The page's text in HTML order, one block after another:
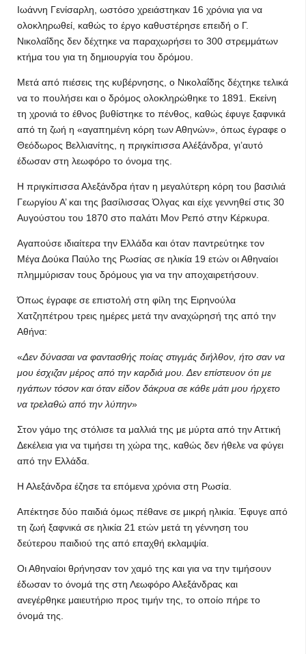
Ιωάννη Γενίσαρλη, ωστόσο χρειάστηκαν 16 χρόνια για να
ολοκληρωθεί, καθώς το έργο καθυστέρησε επειδή ο Γ.
Νικολαΐδης δεν δέχτηκε να παραχωρήσει το 300 στρεμμάτων
κτήμα του για τη δημιουργία του δρόμου.
Μετά από πιέσεις της κυβέρνησης, ο Νικολαΐδης δέχτηκε τελικά
να το πουλήσει και ο δρόμος ολοκληρώθηκε το 1891. Εκείνη
τη χρονιά το έθνος βυθίστηκε το πένθος, καθώς έφυγε ξαφνικά
από τη ζωή η «αγαπημένη κόρη των Αθηνών», όπως έγραφε ο
Θεόδωρος Βελλιανίτης, η πριγκίπισσα Αλέξάνδρα, γι’αυτό
έδωσαν στη λεωφόρο το όνομα της.
Η πριγκίπισσα Αλεξάνδρα ήταν η μεγαλύτερη κόρη του βασιλιά
Γεωργίου Α’ και της βασίλισσας Όλγας και είχε γεννηθεί στις 30
Αυγούστου του 1870 στο παλάτι Μον Ρεπό στην Κέρκυρα.
Αγαπούσε ιδιαίτερα την Ελλάδα και όταν παντρεύτηκε τον
Μέγα Δούκα Παύλο της Ρωσίας σε ηλικία 19 ετών οι Αθηναίοι
πλημμύρισαν τους δρόμους για να την αποχαιρετήσουν.
Όπως έγραφε σε επιστολή στη φίλη της Ειρηνούλα
Χατζηπέτρου τρεις ημέρες μετά την αναχώρησή της από την
Αθήνα:
Δεν δύνασαι να φαντασθής ποίας στιγμάς διήλθον, ήτο σαν να
μου έσχιζαν μέρος από την καρδιά μου. Δεν επίστευον ότι με
ηγάπων τόσον και όταν είδον δάκρυα σε κάθε μάτι μου ήρχετο
να τρελαθώ από την λύπην
Στον γάμο της στόλισε τα μαλλιά της με μύρτα από την Αττική
Δεκέλεια για να τιμήσει τη χώρα της, καθώς δεν ήθελε να φύγει
από την Ελλάδα.
Η Αλεξάνδρα έζησε τα επόμενα χρόνια στη Ρωσία.
Απέκτησε δύο παιδιά όμως πέθανε σε μικρή ηλικία. Έφυγε από
τη ζωή ξαφνικά σε ηλικία 21 ετών μετά τη γέννηση του
δεύτερου παιδιού της από επαχθή εκλαμψία.
Οι Αθηναίοι θρήνησαν τον χαμό της και για να την τιμήσουν
έδωσαν το όνομά της στη Λεωφόρο Αλεξάνδρας και
ανεγέρθηκε μαιευτήριο προς τιμήν της, το οποίο πήρε το
όνομά της.